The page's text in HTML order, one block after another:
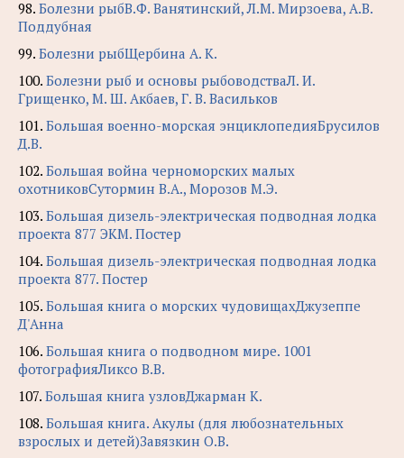
98. Болезни рыбВ.Ф. Ванятинский, Л.М. Мирзоева, А.В.
Поддубная
99. Болезни рыбЩербина А. К.
100. Болезни рыб и основы рыбоводстваЛ. И.
Грищенко, М. Ш. Акбаев, Г. В. Васильков
101. Большая военно-морская энциклопедияБрусилов
Д.В.
102. Большая война черноморских малых
охотниковСутормин В.А., Морозов М.Э.
103. Большая дизель-электрическая подводная лодка
проекта 877 ЭКМ. Постер
104. Большая дизель-электрическая подводная лодка
проекта 877. Постер
105. Большая книга о морских чудовищахДжузеппе
Д'Анна
106. Большая книга о подводном мире. 1001
фотографияЛиксо В.В.
107. Большая книга узловДжарман К.
108. Большая книга. Акулы (для любознательных
взрослых и детей)Завязкин О.В.